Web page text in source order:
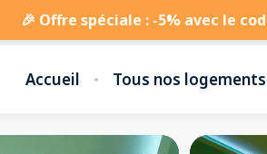
🎉 Offre spéciale : -5% avec le
Accueil Tous nos logements